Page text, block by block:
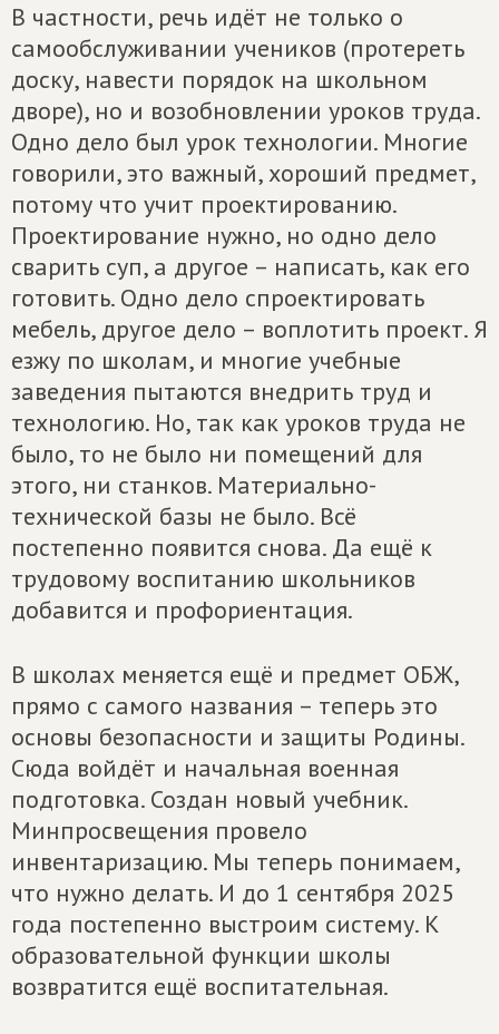
В частности, речь идёт не только о
самообслуживании учеников (протереть
доску, навести порядок на школьном
дворе), но и возобновлении уроков труда.
Одно дело был урок технологии. Многие
говорили, это важный, хороший предмет,
потому что учит проектированию.
Проектирование нужно, но одно дело
сварить суп, а другое – написать, как его
готовить. Одно дело спроектировать
мебель, другое дело – воплотить проект. Я
езжу по школам, и многие учебные
заведения пытаются внедрить труд и
технологию. Но, так как уроков труда не
было, то не было ни помещений для
этого, ни станков. Материально-
технической базы не было. Всё
постепенно появится снова. Да ещё к
трудовому воспитанию школьников
добавится и профориентация.
В школах меняется ещё и предмет ОБЖ,
прямо с самого названия – теперь это
основы безопасности и защиты Родины.
Сюда войдёт и начальная военная
подготовка. Создан новый учебник.
Минпросвещения провело
инвентаризацию. Мы теперь понимаем,
что нужно делать. И до 1 сентября 2025
года постепенно выстроим систему. К
образовательной функции школы
возвратится ещё воспитательная.